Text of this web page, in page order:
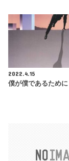
2022.4.15
僕が僕であるために